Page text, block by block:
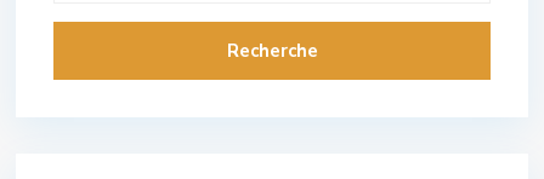
Recherche